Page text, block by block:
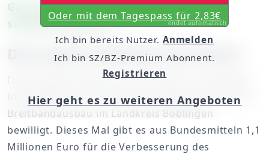
Gärtringen: Die Gemeinde bekommt
schnelles Internet
Die zweite Zahlung vom Bund
Das Bundesministerium für Verkehr und digitale
Infrastruktur hat eine weitere Förderung für den
Breitbandausbau im Landkreis Böblingen
bewilligt. Dieses Mal gibt es aus Bundesmitteln 1,1
Millionen Euro für die Verbesserung des
Oder mit dem Tagespass für 2,83€
endet automatisch
Ich bin bereits Nutzer. Anmelden
Ich bin SZ/BZ-Premium Abonnent.
Registrieren
Hier geht es zu weiteren Angeboten